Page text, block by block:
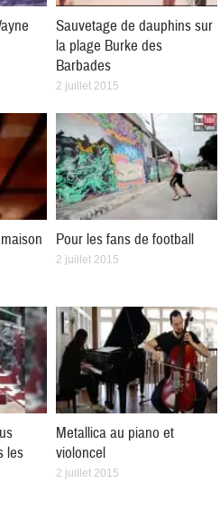
Sauvetage de dauphins sur
la plage Burke des
Barbades
2 juillet 2015
Pour les fans de football
2 juillet 2015
les
Metallica au piano et
violoncel
2 juillet 2015